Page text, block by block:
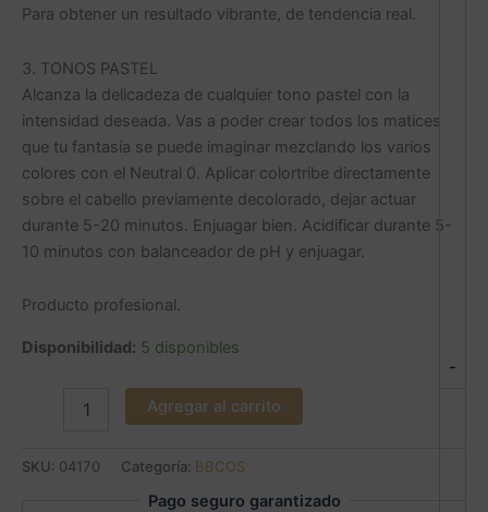
Para obtener un resultado vibrante, de tendencia real.
3. TONOS PASTEL
Alcanza la delicadeza de cualquier tono pastel con la
intensidad deseada. Vas a poder crear todos los matices
que tu fantasía se puede imaginar mezclando los varios
colores con el Neutral 0. Aplicar colortribe directamente
sobre el cabello previamente decolorado, dejar actuar
durante 5-20 minutos. Enjuagar bien. Acidificar durante 5-
10 minutos con balanceador de pH y enjuagar.
Producto profesional.
Disponibilidad: 5 disponibles
-
Agregar al carrito
SKU: 04170 Categoría: BBCOS
Pago seguro garantizado